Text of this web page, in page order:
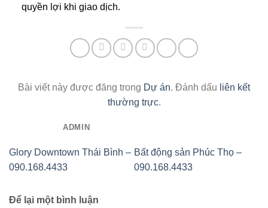
quyền lợi khi giao dịch.
Bài viết này được đăng trong Dự án. Đánh dấu liên kết
thường trực.
ADMIN
Glory Downtown Thái Bình –
090.168.4433
Bất động sản Phúc Thọ –
090.168.4433
Để lại một bình luận